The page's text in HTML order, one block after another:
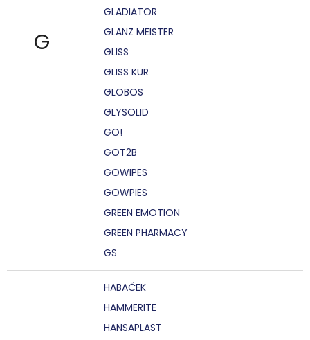
G
GLADIATOR
GLANZ MEISTER
GLISS
GLISS KUR
GLOBOS
GLYSOLID
GO!
GOT2B
GOWIPES
GOWPIES
GREEN EMOTION
GREEN PHARMACY
GS
HABAČEK
HAMMERITE
HANSAPLAST